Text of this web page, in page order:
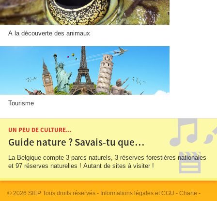
A la découverte des animaux
Tourisme
UN PEU DE CULTURE...
Guide nature ? Savais-tu que…
La Belgique compte 3 parcs naturels, 3 réserves forestières nationales
et 97 réserves naturelles ! Autant de sites à visiter !
© 2026 SIEP Tous droits réservés - Informations légales et CGU - Charte -